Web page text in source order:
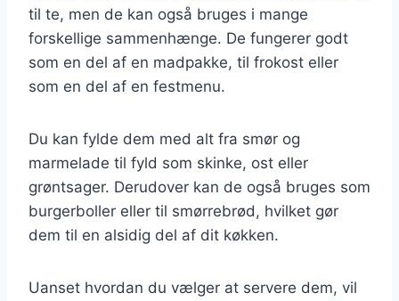
til te, men de kan også bruges i mange
forskellige sammenhænge. De fungerer godt
som en del af en madpakke, til frokost eller
som en del af en festmenu.
Du kan fylde dem med alt fra smør og
marmelade til fyld som skinke, ost eller
grøntsager. Derudover kan de også bruges som
burgerboller eller til smørrebrød, hvilket gør
dem til en alsidig del af dit køkken.
Uanset hvordan du vælger at servere dem, vil